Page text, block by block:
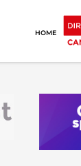
HOME